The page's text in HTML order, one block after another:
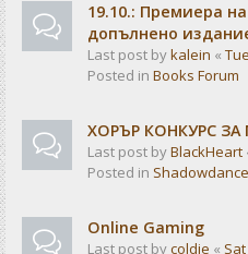
19.10.: Премиера
допълнено
Last post bykalein «
Posted in Books Forum
ХОРЪР КОНКУРС
Last post byBlackHeart
Posted in
Online Gaming
Last post bycoldie «